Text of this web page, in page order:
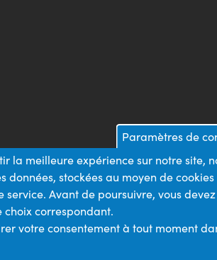
Paramètres de
la meilleure expérience sur notre site,
données, stockées au moyen de
Avant de poursuivre, vous
choix correspondant.
votre consentement à tout moment